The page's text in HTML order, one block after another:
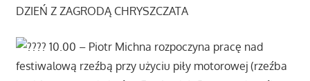
DZIEŃ Z ZAGRODĄ CHRYSZCZATA
10.00 – Piotr Michna rozpoczyna pracę nad
festiwalową rzeźbą przy użyciu piły motorowej (rzeźba